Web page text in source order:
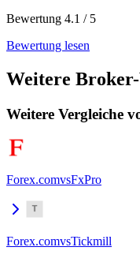
Bewertung 4.1 / 5
Bewertung lesen
Weitere
Weitere Vergleiche
Forex.comvsFxPro
Forex.comvsTickmill